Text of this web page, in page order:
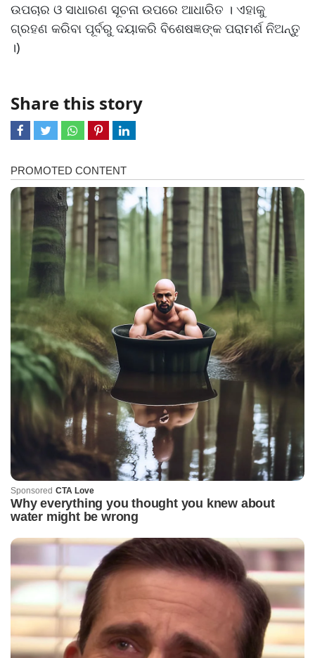
ଉପଚାର ଓ ସାଧାରଣ ସୂଚନା ଉପରେ ଆଧାରିତ । ଏହାକୁ
ଗ୍ରହଣ କରିବା ପୂର୍ବରୁ ଦୟାକରି ବିଶେଷଜ୍ଞଙ୍କ ପରାମର୍ଶ ନିଅନ୍ତୁ
।)
Share this story